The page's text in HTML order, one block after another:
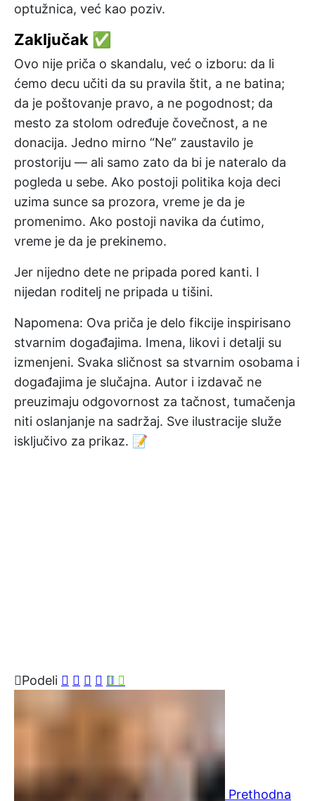
optužnica, već kao poziv.
Zaključak ✅
Ovo nije priča o skandalu, već o izboru: da li
ćemo decu učiti da su pravila štit, a ne batina;
da je poštovanje pravo, a ne pogodnost; da
mesto za stolom određuje čovečnost, a ne
donacija. Jedno mirno “Ne” zaustavilo je
prostoriju — ali samo zato da bi je nateralo da
pogleda u sebe. Ako postoji politika koja deci
uzima sunce sa prozora, vreme je da je
promenimo. Ako postoji navika da ćutimo,
vreme je da je prekinemo.
Jer nijedno dete ne pripada pored kanti. I
nijedan roditelj ne pripada u tišini.
Napomena: Ova priča je delo fikcije inspirisano
stvarnim događajima. Imena, likovi i detalji su
izmenjeni. Svaka sličnost sa stvarnim osobama i
događajima je slučajna. Autor i izdavač ne
preuzimaju odgovornost za tačnost, tumačenja
niti oslanjanje na sadržaj. Sve ilustracije služe
isključivo za prikaz. 📝
Podeli
Prethodna